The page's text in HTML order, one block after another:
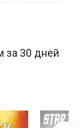
за 30 дней